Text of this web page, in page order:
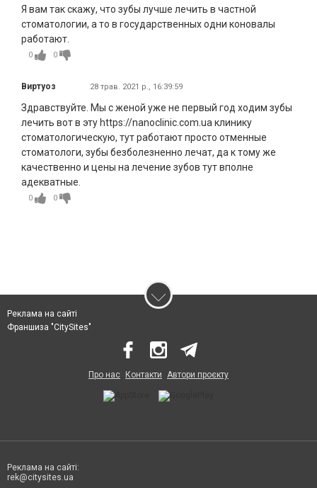
Я вам так скажу, что зубы лучше лечить в частной
стоматологии, а то в государственных одни коновалы
работают.
0 0
Виртуоз 28 трав. 2021 р., 16:39:59
Здравствуйте. Мы с женой уже не первый год ходим зубы
лечить вот в эту https://nanoclinic.com.ua клинику
стоматологическую, тут работают просто отменные
стоматологи, зубы безболезненно лечат, да к тому же
качественно и цены на лечение зубов тут вполне
адекватные.
0 0
Реклама на сайті
Франшиза "CitySites"
Про нас Контакти Автори проєкту
Реклама на сайті:
rek@citysites.ua